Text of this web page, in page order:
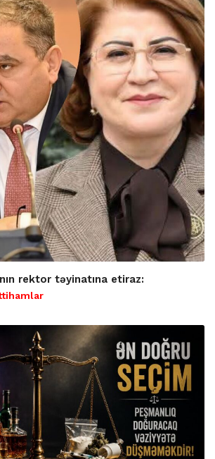
rektor təyinatına etiraz: